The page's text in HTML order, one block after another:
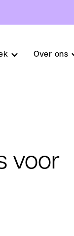
Over ons
voor